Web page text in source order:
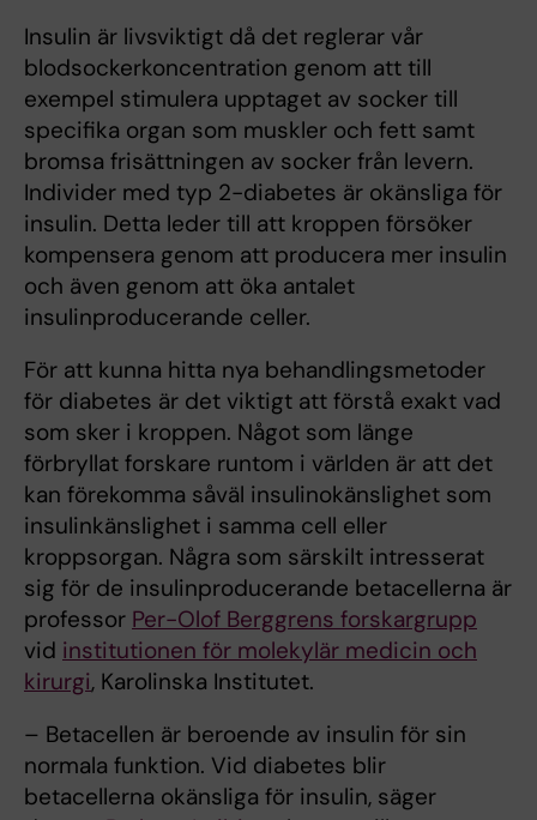
Insulin är livsviktigt då det reglerar vår
blodsockerkoncentration genom att till
exempel stimulera upptaget av socker till
specifika organ som muskler och fett samt
bromsa frisättningen av socker från levern.
Individer med typ 2-diabetes är okänsliga för
insulin. Detta leder till att kroppen försöker
kompensera genom att producera mer insulin
och även genom att öka antalet
insulinproducerande celler.
För att kunna hitta nya behandlingsmetoder
för diabetes är det viktigt att förstå exakt vad
som sker i kroppen. Något som länge
förbryllat forskare runtom i världen är att det
kan förekomma såväl insulinokänslighet som
insulinkänslighet i samma cell eller
kroppsorgan. Några som särskilt intresserat
sig för de insulinproducerande betacellerna är
professor Per-Olof Berggrens forskargrupp
vid institutionen för molekylär medicin och
kirurgi, Karolinska Institutet.
– Betacellen är beroende av insulin för sin
normala funktion. Vid diabetes blir
betacellerna okänsliga för insulin, säger